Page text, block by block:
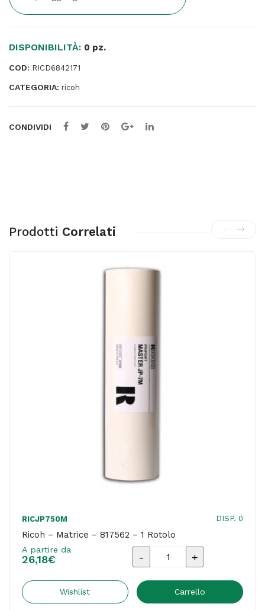
quantità
DISPONIBILITÀ: 0 pz.
COD: RICD6842171
CATEGORIA: ricoh
CONDIVIDI
Prodotti Correlati
RICJP750M DISP. 0
Ricoh – Matrice – 817562 – 1 Rotolo
A partire da
26,18€
Ricoh
Matrice
Wishlist Carrello